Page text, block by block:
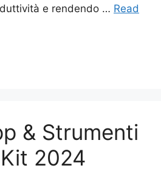
e rendendo … Read
& Strumenti
2024